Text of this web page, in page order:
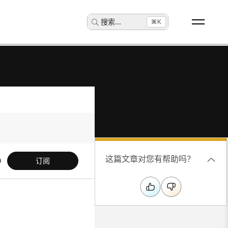
搜索... ⌘K
订阅 这篇文章对您有帮助吗？